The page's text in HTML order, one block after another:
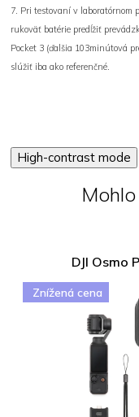
7. Pri testovaní v laboratórnom
rukoväť batérie predĺžiť
Pocket 3 (ďalšia 103minútová
slúžiť iba ako referenčné.
High-contrast mode
DJI Osmo
Znížená cena